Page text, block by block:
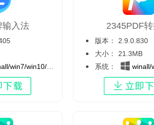
输入法
win7/win10/win11
2345PDF
版本：
2.9.0.830
大小：
21.3MB
系统：
winall/